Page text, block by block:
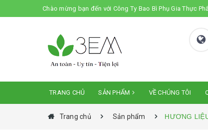
Chào mừng bạn đến với Công Ty Bao Bì Phụ Gia Thực
TRANG CHỦ SẢN PHẨM VỀ CHÚNG TÔI
Trang chủ Sản phẩm HƯƠNG